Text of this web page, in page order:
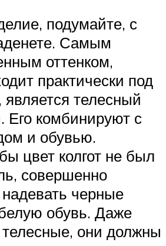
подумайте, с
Самым
оттенком,
практически под
телесный
комбинируют с
и обувью.
цвет колгот не был
совершенно
черные
обувь. Даже
телесные, они должны